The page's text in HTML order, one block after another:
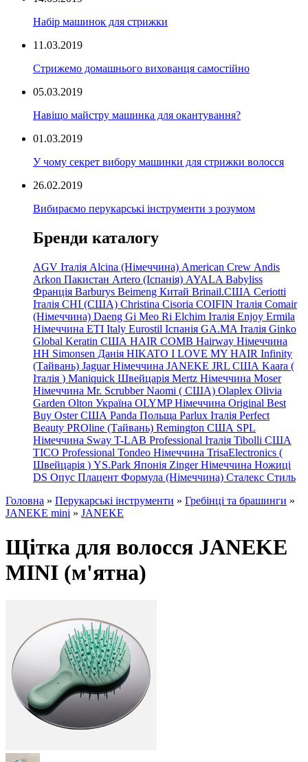
Набір машинок для стрижки
11.03.2019
Стрижемо домашнього вихованця самостійно
05.03.2019
Навіщо майстру машинка для окантування?
01.03.2019
У чому секрет вибору машинки для стрижки волосся
26.02.2019
Вибираємо перукарські інструменти з розумом
Бренди каталогу
AGV Італія Alcina (Німеччина) American Crew Andis
Arkon Пакистан Artero (Іспанія) AYALA Babyliss
Франція Barburys Beimeng Китай Brinail.США Ceriotti
Італія CHI (США) Christina Cisoria COIFIN Італія Comair
(Німеччина) Daeng Gi Meo Ri Elchim Італія Enjoy Ermila
Німеччина ETI Italy Eurostil Іспанія GA.MA Італія Ginko
Global Keratin США HAIR COMB Hairway Німеччина
HH Simonsen Данія HIKATO I LOVE MY HAIR Infinity
(Тайвань) Jaguar Німеччина JANEKE JRL США Kaara (
Італія ) Maniquick Швейцарія Mertz Німеччина Moser
Німеччина Mr. Scrubber Naomi ( США) Olaplex Olivia
Garden Olton Україна OLYMP Німеччина Original Best
Buy Oster США Panda Польща Parlux Італія Perfect
Beauty PROline (Тайвань) Remington США SPL
Німеччина Sway T-LAB Professional Італія Tibolli США
TICO Professional Tondeo Німеччина TrisaElectronics (
Швейцарія ) YS.Park Японія Zinger Німеччина Ножиці
DS Опус Плацент Формула (Німеччина) Сталекс Стиль
Головна » Перукарські інструменти » Гребінці та брашинги »
JANEKE mini » JANEKE
Щітка для волосся JANEKE
MINI (м'ятна)